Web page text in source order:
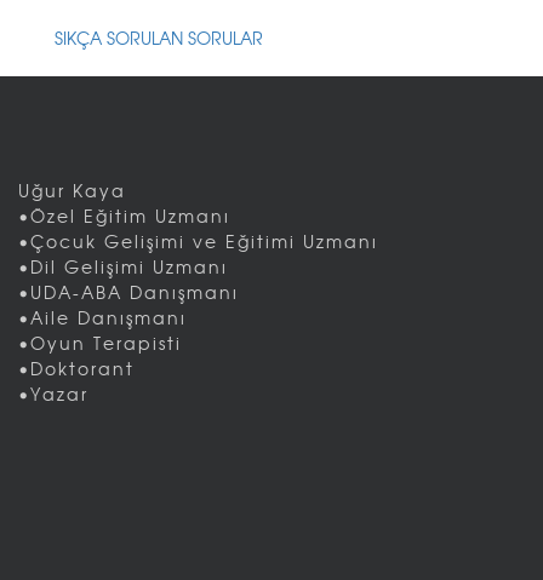
SIKÇA SORULAN SORULAR
Uğur Kaya
•Özel Eğitim Uzmanı
•Çocuk Gelişimi ve Eğitimi Uzmanı
•Dil Gelişimi Uzmanı
•UDA-ABA Danışmanı
•Aile Danışmanı
•Oyun Terapisti
•Doktorant
•Yazar